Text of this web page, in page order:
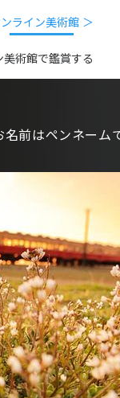
ライン美術館 ＞
美術館で鑑賞する
名前はペンネーム